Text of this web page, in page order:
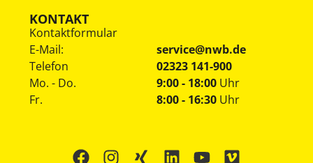
KONTAKT
Kontaktformular
E-Mail:
service@nwb.de
Telefon
02323 141-900
Mo. - Do.
Fr.
9:00 - 18:00 Uhr
8:00 - 16:30 Uhr